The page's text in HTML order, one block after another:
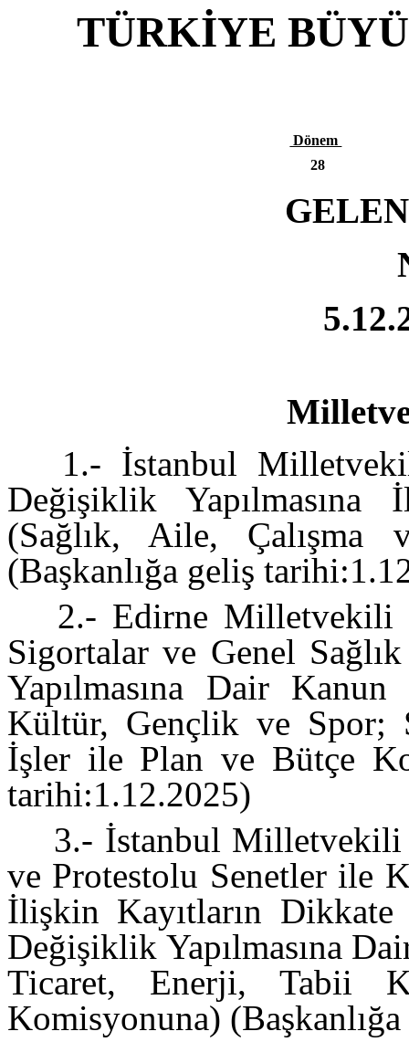
TÜRKİYE
Dönem
28
1.- İstanbul
Değişiklik
(Sağlık, Aile, Çalışma
(Başkanlığa geliş
2.- Edirne Milletvekili
Sigortalar ve Genel
Yapılmasına Dair
Kültür, Gençlik ve Spor;
İşler ile Plan ve Bütçe
tarihi:1.12.2025)
3.- İstanbul Milletvekili
ve Protestolu Senetler ile
İlişkin Kayıtların Dikkate
Değişiklik Yapılmasına
Ticaret, Enerji, Tabii
Komisyonuna)